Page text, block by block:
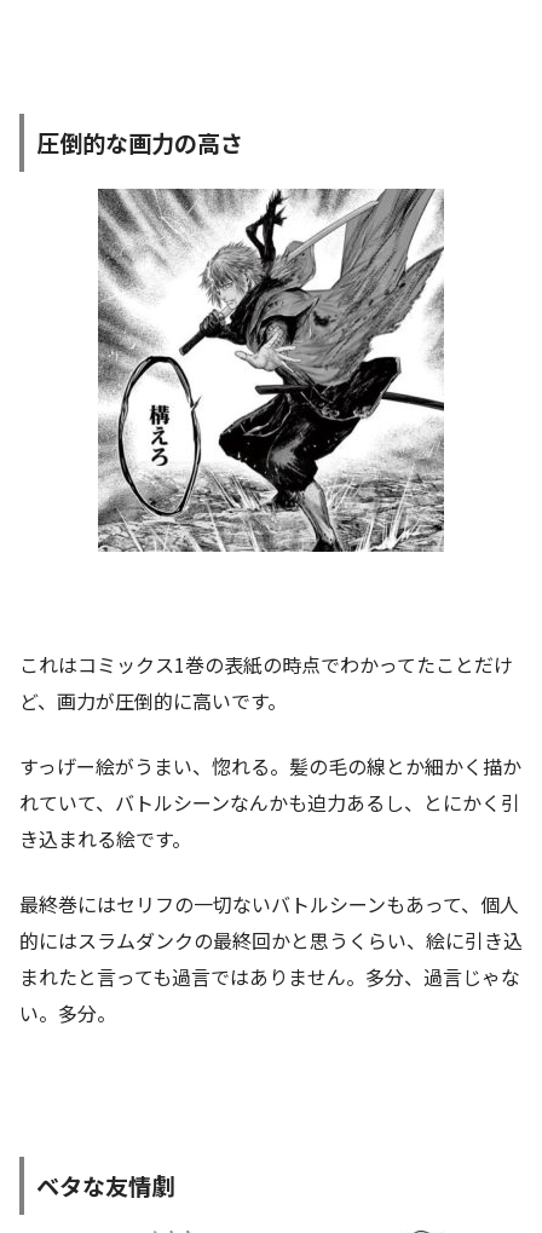
圧倒的な画力の高さ
これはコミックス1巻の表紙の時点でわかってたことだけ
ど、画力が圧倒的に高いです。
すっげー絵がうまい、惚れる。髪の毛の線とか細かく描か
れていて、バトルシーンなんかも迫力あるし、とにかく引
き込まれる絵です。
最終巻にはセリフの一切ないバトルシーンもあって、個人
的にはスラムダンクの最終回かと思うくらい、絵に引き込
まれたと言っても過言ではありません。多分、過言じゃな
い。多分。
ベタな友情劇